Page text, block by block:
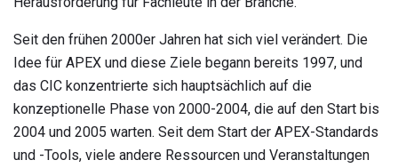
Seit den frühen 2000er Jahren hat sich viel verändert. Die
Idee für APEX und diese Ziele begann bereits 1997, und
das CIC konzentrierte sich hauptsächlich auf die
konzeptionelle Phase von 2000-2004, die auf den Start bis
2004 und 2005 warten. Seit dem Start der APEX-Standards
und -Tools, viele andere Ressourcen und Veranstaltungen